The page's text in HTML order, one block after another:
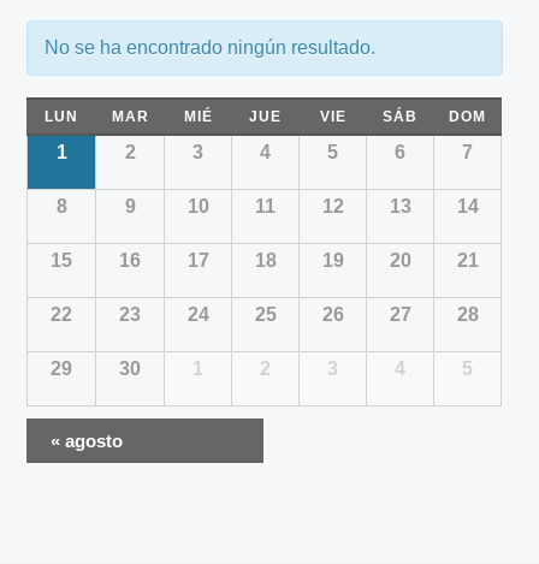
No se ha encontrado ningún resultado.
LUN MAR MIÉ JUE VIE SÁB DOM
1 2 3 4 5 6 7
8 9 10 11 12 13 14
15 16 17 18 19 20 21
22 23 24 25 26 27 28
29 30 1 2 3 4 5
Navegación
en
« agosto